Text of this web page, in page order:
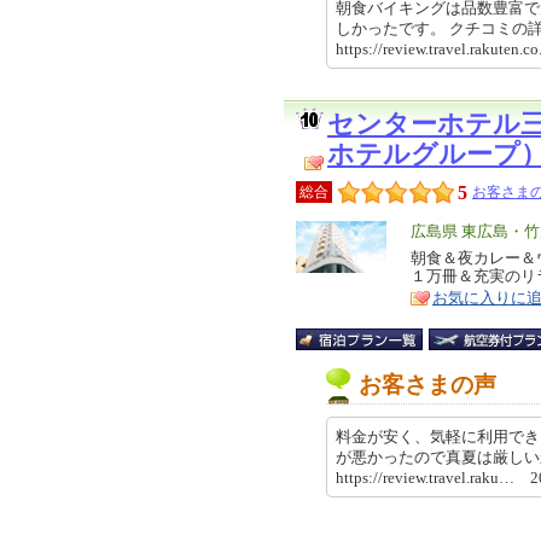
朝食バイキングは品数豊富
しかったです。 クチコミ
https://
センターホテル
ホテルグループ
総合 5 お客さま
エ
リ
ア
広島県 東広島・
特
徴
朝食＆夜カレー
１万冊＆充実の
お気に入りに
お客さまの声
料金が安く、気軽に利用で
が悪かったので真夏は厳し
https://review.travel.raku…